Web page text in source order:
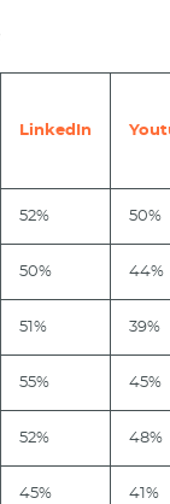
LinkedIn
52% 50%
50% 44%
51% 39%
55% 45%
52% 48%
45% 41%